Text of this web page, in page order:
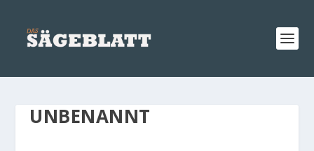
UNBENANNT